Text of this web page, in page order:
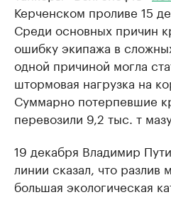
Керченском проливе 15
Среди основных причин
ошибку экипажа в
одной причиной могла
штормовая нагрузка на
Суммарно потерпевшие
перевозили 9,2 тыс. т
19 декабря Владимир
линии сказал, что разлив
большая экологическая